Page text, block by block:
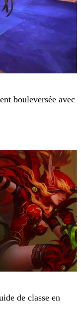
bouleversée avec
de classe en